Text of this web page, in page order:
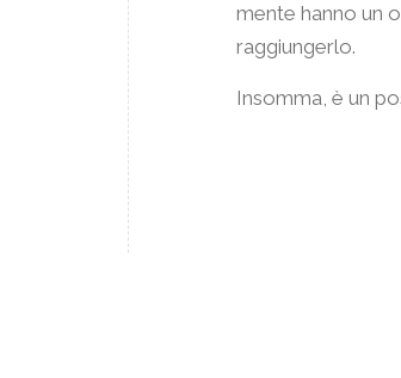
mente hanno un
raggiungerlo.
Insomma, è un